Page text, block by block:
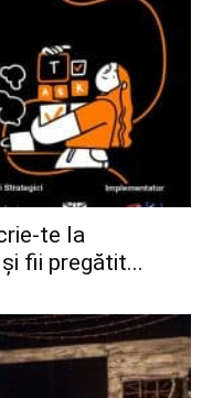
te la
fii pregătit...